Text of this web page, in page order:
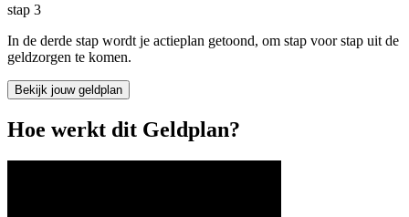
stap 3
In de derde stap wordt je actieplan getoond, om stap voor stap uit de
geldzorgen te komen.
Bekijk jouw geldplan
Hoe werkt dit Geldplan?